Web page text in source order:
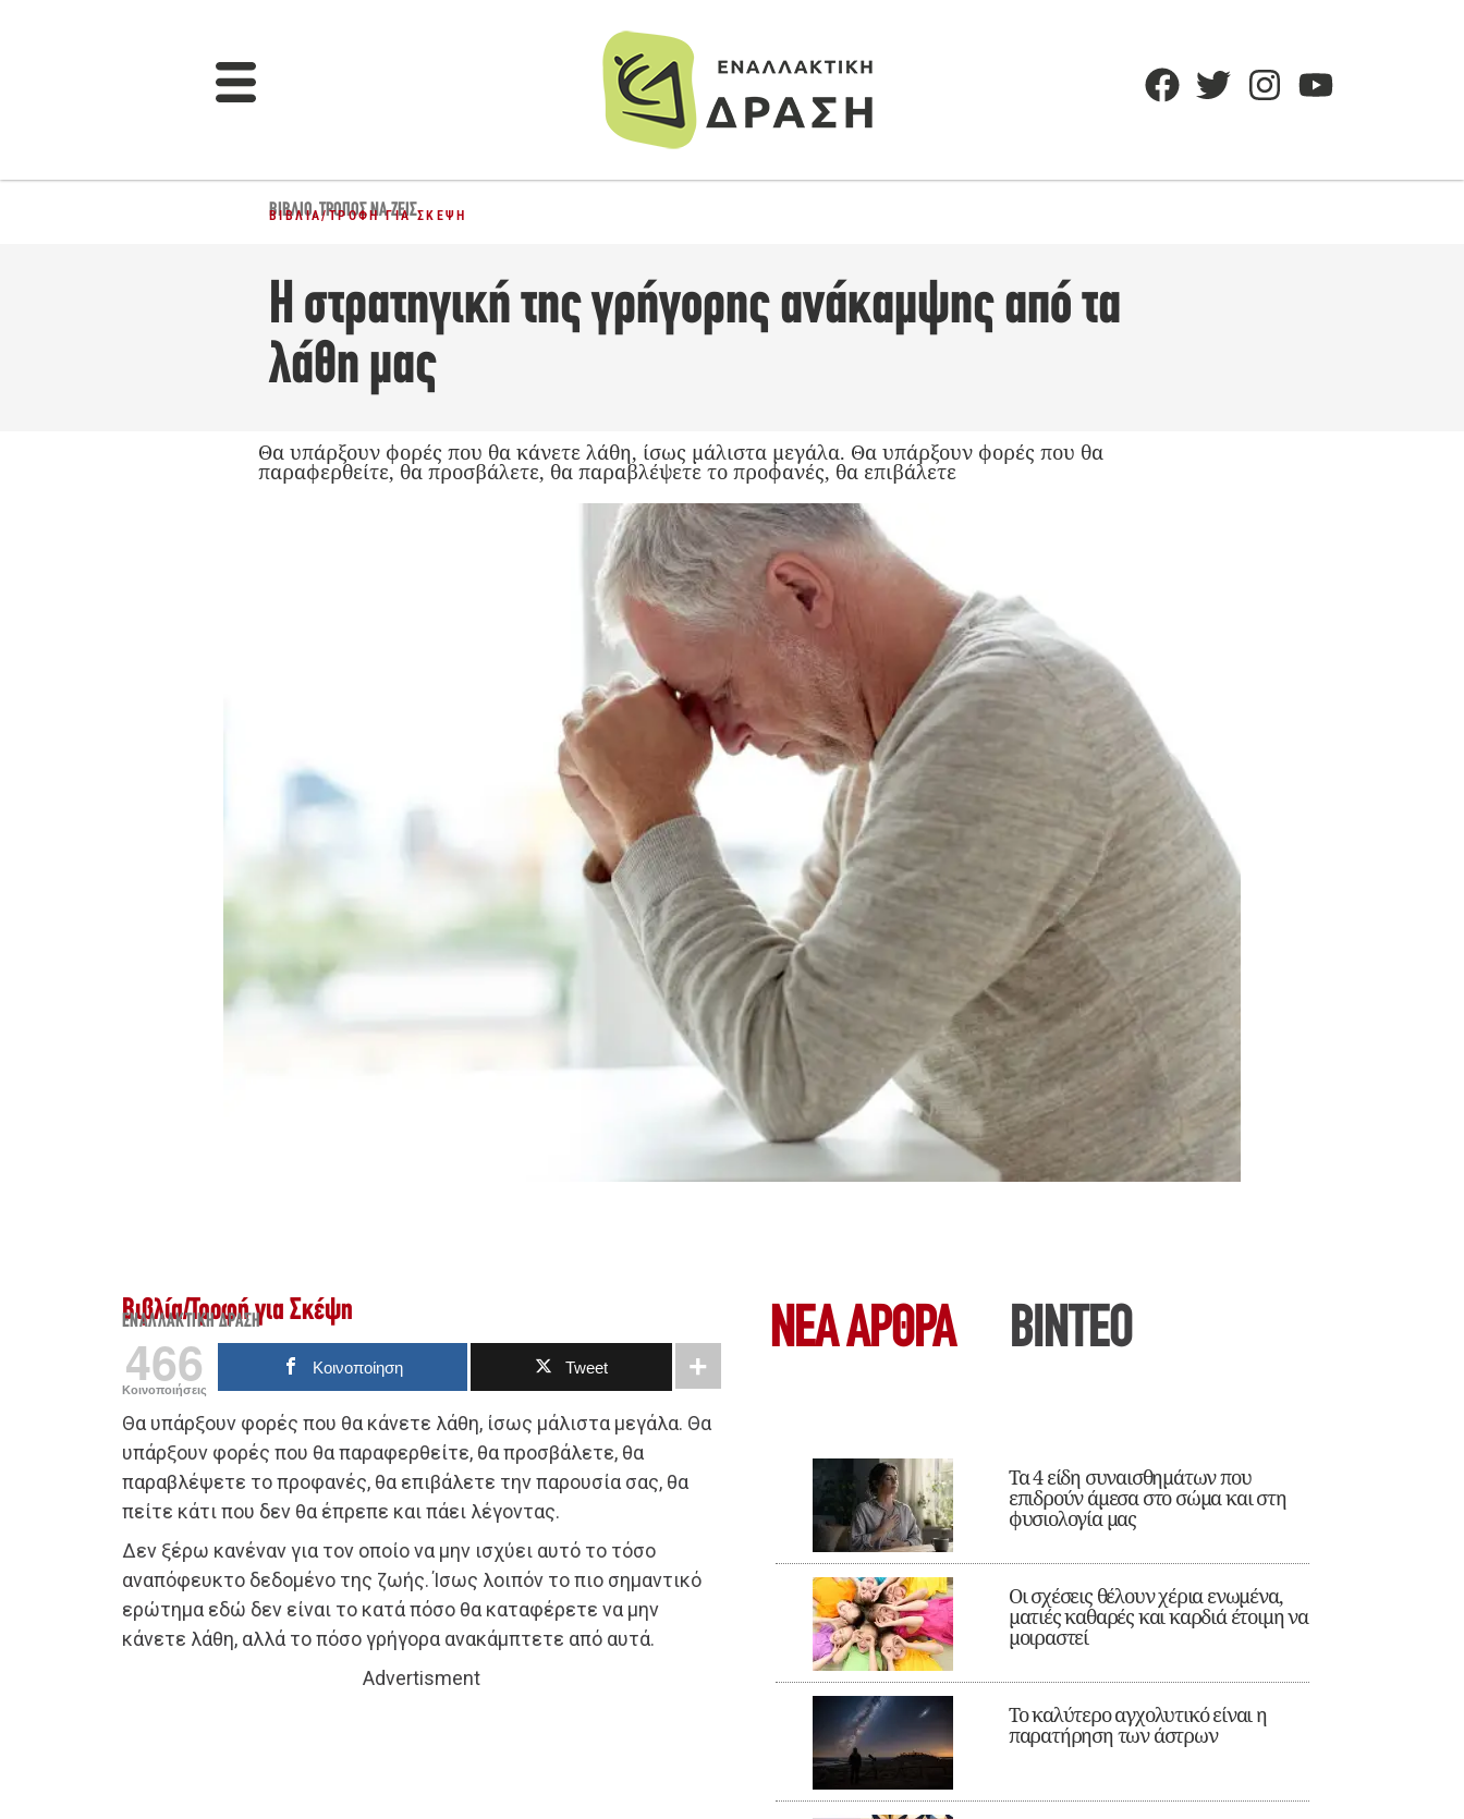
ΒΙΒΛΊΟ,ΤΡΌΠΟΣ ΝΑ ΖΕΙΣ
ΒΙΒΛΊΑ/ΤΡΟΦΉ ΓΙΑ ΣΚΈΨΗ
Η στρατηγική της γρήγορης ανάκαμψης από τα
λάθη μας
Θα υπάρξουν φορές που θα κάνετε λάθη, ίσως μάλιστα μεγάλα. Θα υπάρξουν φορές που θα
παραφερθείτε, θα προσβάλετε, θα παραβλέψετε το προφανές, θα επιβάλετε
Βιβλία/Τροφή για Σκέψη
ΕΝΑΛΛΑΚΤΙΚΉ ΔΡΆΣΗ
466
Κοινοποιήσεις
Κοινοποίηση Tweet
Θα υπάρξουν φορές που θα κάνετε λάθη, ίσως μάλιστα μεγάλα. Θα
υπάρξουν φορές που θα παραφερθείτε, θα προσβάλετε, θα
παραβλέψετε το προφανές, θα επιβάλετε την παρουσία σας, θα
πείτε κάτι που δεν θα έπρεπε και πάει λέγοντας.
Δεν ξέρω κανέναν για τον οποίο να μην ισχύει αυτό το τόσο
αναπόφευκτο δεδομένο της ζωής. Ίσως λοιπόν το πιο σημαντικό
ερώτημα εδώ δεν είναι το κατά πόσο θα καταφέρετε να μην
κάνετε λάθη, αλλά το πόσο γρήγορα ανακάμπτετε από αυτά.
Advertisment
ΝΕΑ ΆΡΘΡΑ ΒΙΝΤΕΟ
Τα 4 είδη συναισθημάτων που
επιδρούν άμεσα στο σώμα και στη
φυσιολογία μας
Οι σχέσεις θέλουν χέρια ενωμένα,
ματιές καθαρές και καρδιά έτοιμη να
μοιραστεί
Το καλύτερο αγχολυτικό είναι η
παρατήρηση των άστρων